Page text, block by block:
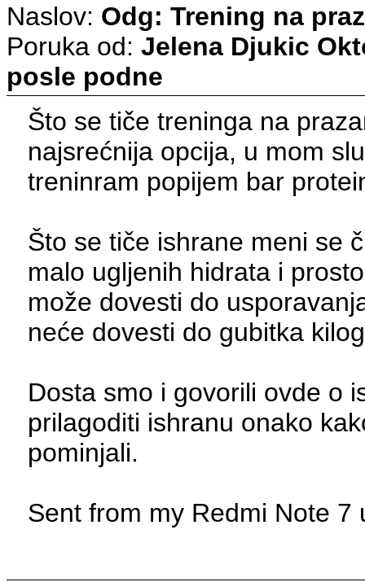
Naslov: Odg: Trening na
Poruka od: Jelena Djukic
posle podne
Što se tiče treninga na
najsrećnija opcija, u mom
treninram popijem bar
Što se tiče ishrane meni se
malo ugljenih hidrata i
može dovesti do
neće dovesti do gubitka
Dosta smo i govorili ovde o
prilagoditi ishranu onako
pominjali.
Sent from my Redmi Note 7